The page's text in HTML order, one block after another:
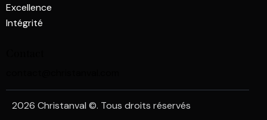
Excellence
Intégrité
2026 Christanval ©. Tous droits réservés